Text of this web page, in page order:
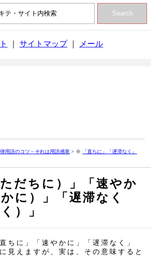
Search
サイトマップ｜ メール
用語のコツ－それは用語感覚 > ※
「直ちに」「遅滞なく」
ただちに）」「速やか
に）」「遅滞なく
）」
ちに」「速やかに」「遅滞なく」
見えますが、実は、その意味すると